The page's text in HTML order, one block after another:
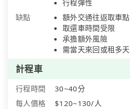
行程彈性
缺點
額外交通往返取車點
取還車時間受限
承擔額外風險
需當天來回或租多天
計程車
行程時間
30~40分
每人價格
$120~130/人